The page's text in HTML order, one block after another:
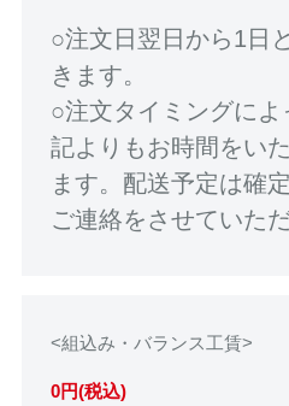
○注文日翌日から1日
きます。
○注文タイミングに
記よりもお時間をい
ます。配送予定は確
ご連絡をさせていただ
<組込み・バランス工賃>
0円(税込)